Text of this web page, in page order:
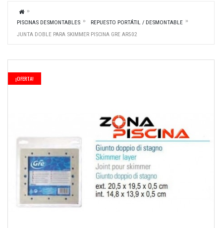
PISCINAS DESMONTABLES
REPUESTO PORTÁTIL / DESMONTABLE
JUNTA DOBLE PARA SKIMMER PISCINA GRE AR502
¡OFERTA!